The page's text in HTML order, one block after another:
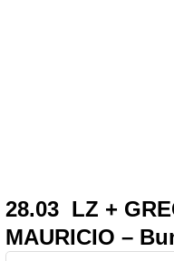
28.03 LZ +
MAURICIO –